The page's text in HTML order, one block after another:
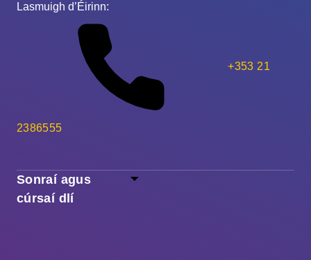
Sonraí agus
cúrsaí dlí
Lasmuigh d’Éirinn:
+353 21
2386555